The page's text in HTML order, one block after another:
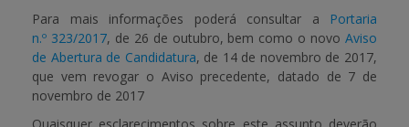
Para mais informações poderá consultar a
Portaria
n.º 323/2017, de 26 de outubro, bem como o novoAviso
de Abertura de Candidatura, de 14 de novembro de 2017,
que vem revogar o Aviso precedente, datado de 7 de
novembro de 2017